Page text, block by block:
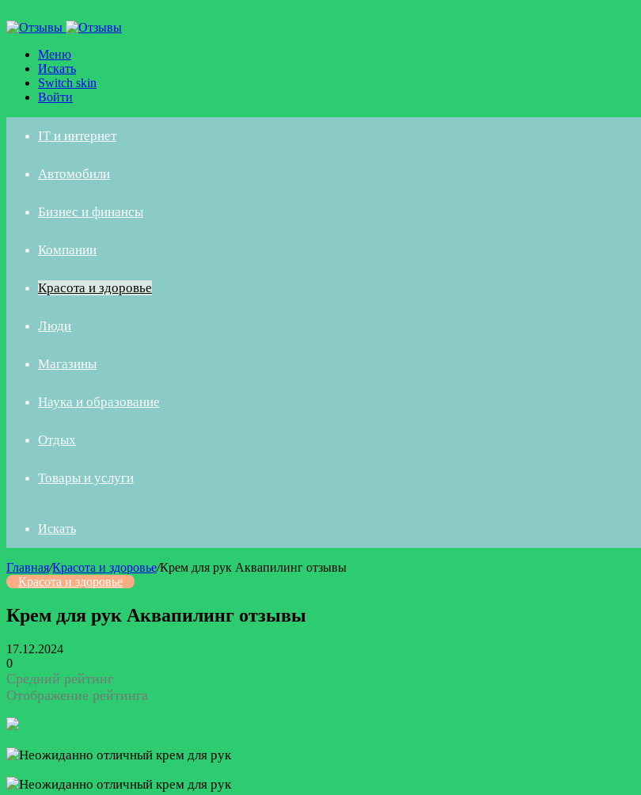
Меню
Искать
Switch skin
Войти
IT и интернет
Автомобили
Бизнес и финансы
Компании
Красота и здоровье
Люди
Магазины
Наука и образование
Отдых
Товары и услуги
Искать
Главная/Красота и здоровье/Крем для рук Аквапилинг отзывы
Красота и здоровье
Крем для рук Аквапилинг отзывы
17.12.2024
0
Средний рейтинг
Отображение рейтинга